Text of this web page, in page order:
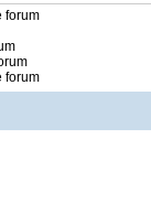
forum
forum